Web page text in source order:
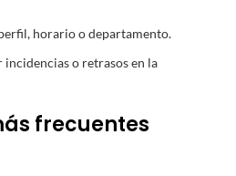
horario o departamento.
o retrasos en la
frecuentes